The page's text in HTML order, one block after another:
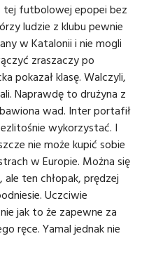
tej futbolowej epopei bez
ludzie z klubu pewnie
w Katalonii i nie mogli
zraszaczy po
pokazał klasę. Walczyli,
Naprawdę to drużyna z
wad. Inter portafił
wykorzystać. I
nie może kupić sobie
w Europie. Można się
ten chłopak, prędzej
Uczciwie
jak to że zapewne za
ręce. Yamal jednak nie